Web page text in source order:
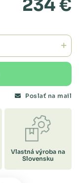
234 €
Poslať na mail
Vlastná výroba na
Slovensku